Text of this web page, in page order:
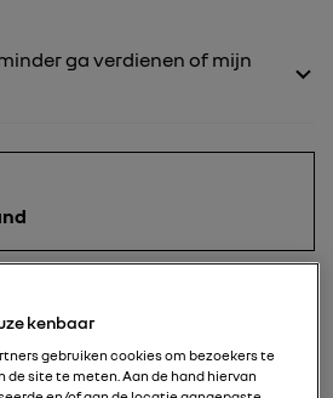
ga verdienen of mijn
kenbaar
gebruiken cookies om bezoekers te
de site te meten. Aan de hand hiervan